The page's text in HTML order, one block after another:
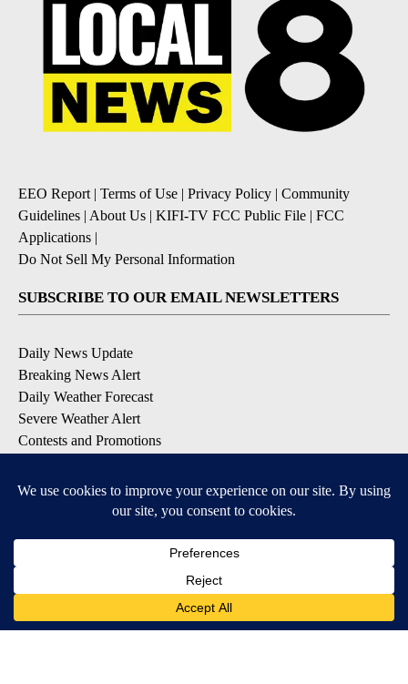
EEO Report| Terms of Use | Privacy Policy | Community
Guidelines | About Us | KIFI-TV FCC Public File | FCC
Applications |
Do Not Sell My Personal Information
SUBSCRIBE TO OUR EMAIL NEWSLETTERS
Daily News Update
Breaking News Alert
Daily Weather Forecast
Severe Weather Alert
Contests and Promotions